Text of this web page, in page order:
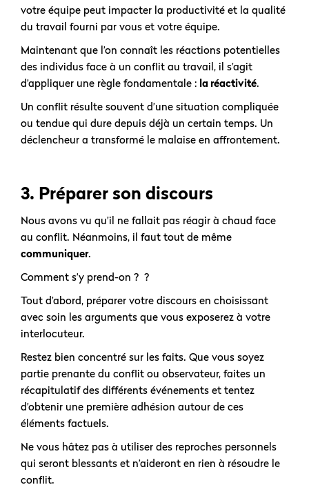
votre équipe peut impacter la productivité et la qualité
du travail fourni par vous et votre équipe.
Maintenant que l’on connaît les réactions potentielles
des individus face à un conflit au travail, il s’agit
d’appliquer une règle fondamentale : la réactivité.
Un conflit résulte souvent d’une situation compliquée
ou tendue qui dure depuis déjà un certain temps. Un
déclencheur a transformé le malaise en affrontement.
3. Préparer son discours
Nous avons vu qu’il ne fallait pas réagir à chaud face
au conflit. Néanmoins, il faut tout de même
communiquer.
Comment s’y prend-on ? ?
Tout d’abord, préparer votre discours en choisissant
avec soin les arguments que vous exposerez à votre
interlocuteur.
Restez bien concentré sur les faits. Que vous soyez
partie prenante du conflit ou observateur, faites un
récapitulatif des différents événements et tentez
d’obtenir une première adhésion autour de ces
éléments factuels.
Ne vous hâtez pas à utiliser des reproches personnels
qui seront blessants et n’aideront en rien à résoudre le
conflit.